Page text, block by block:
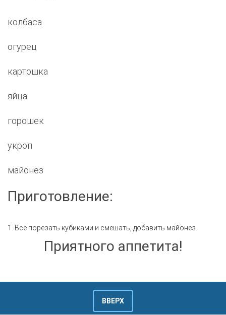
колбаса
огурец
картошка
яйца
горошек
укроп
майонез
Приготовление:
1. Всё порезать кубиками и смешать, добавить майонез.
Приятного аппетита!
ВВЕРХ